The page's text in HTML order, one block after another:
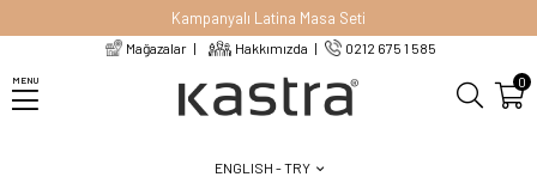
MENU
Kampanyalı Latina Masa Seti
Mağazalar Hakkımızda 0212 675 1 585
ENGLISH - TRY
0